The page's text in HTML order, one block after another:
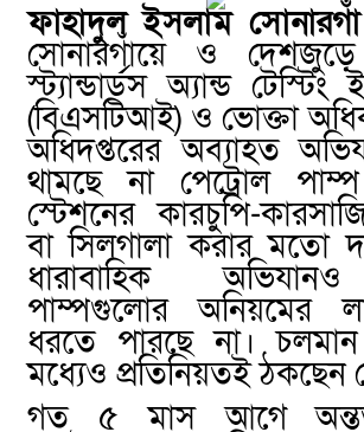
ফাহাদুল ইসলাম সোনারগাঁ
সোনারগাঁয়ে ও দেশজুড়ে
স্ট্যান্ডার্ডস অ্যান্ড টেস্টিং
(বিএসটিআই) ও ভোক্তা
অধিদপ্তরের অব্যাহত
থামছে না পেট্রোল
স্টেশনের কারচুপি-
বা সিলগালা করার মতো
ধারাবাহিক
পাম্পগুলোর অনিয়মের
ধরতে পারছে না।
মধ্যেও প্রতিনিয়তই ঠকছেন
গত ৫ মাস আগে